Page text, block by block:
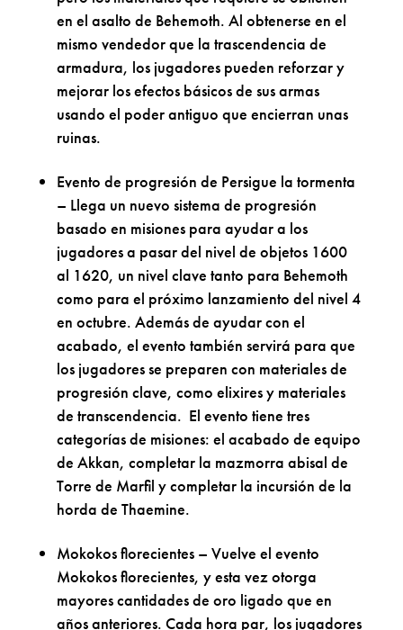
en el asalto de Behemoth. Al obtenerse en el
mismo vendedor que la trascendencia de
armadura, los jugadores pueden reforzar y
mejorar los efectos básicos de sus armas
usando el poder antiguo que encierran unas
ruinas.
Evento de progresión de Persigue la tormenta
– Llega un nuevo sistema de progresión
basado en misiones para ayudar a los
jugadores a pasar del nivel de objetos 1600
al 1620, un nivel clave tanto para Behemoth
como para el próximo lanzamiento del nivel 4
en octubre. Además de ayudar con el
acabado, el evento también servirá para que
los jugadores se preparen con materiales de
progresión clave, como elixires y materiales
de transcendencia. El evento tiene tres
categorías de misiones: el acabado de equipo
de Akkan, completar la mazmorra abisal de
Torre de Marfil y completar la incursión de la
horda de Thaemine.
Mokokos florecientes – Vuelve el evento
Mokokos florecientes, y esta vez otorga
mayores cantidades de oro ligado que en
años anteriores. Cada hora par, los jugadores